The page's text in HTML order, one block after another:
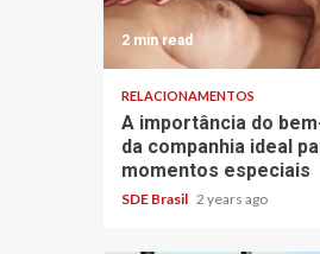
2 min read
RELACIONAMENTOS
A importância do
da companhia ideal
momentos especiais
SDE Brasil 2 years ago